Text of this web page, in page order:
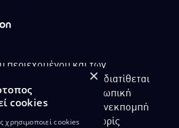
περιεχομένου και των
ιστοσελίδας του ΡΙΚ διατίθεται
αυστηρά για προσωπική
η χρήση ή επανεκπομπή
μορφή, με ή χωρίς
×
cookies
χρησιμοποιεί cookies